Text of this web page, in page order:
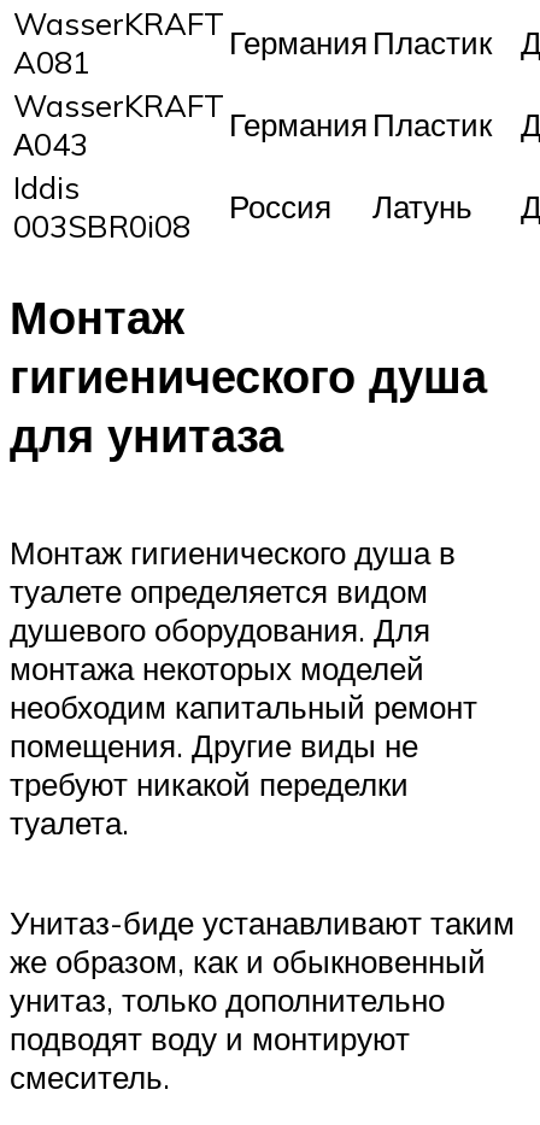
WasserKRAFT
A081
Германия Пластик
WasserKRAFT
А043
Германия Пластик
Iddis
003SBR0i08
Россия Латунь
Монтаж
гигиенического душа
для унитаза
Монтаж гигиенического душа в
туалете определяется видом
душевого оборудования. Для
монтажа некоторых моделей
необходим капитальный ремонт
помещения. Другие виды не
требуют никакой переделки
туалета.
Унитаз-биде устанавливают таким
же образом, как и обыкновенный
унитаз, только дополнительно
подводят воду и монтируют
смеситель.